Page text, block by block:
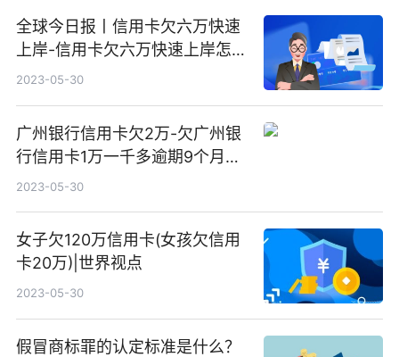
全球今日报丨信用卡欠六万快速
上岸-信用卡欠六万快速上岸怎么
办
2023-05-30
广州银行信用卡欠2万-欠广州银
行信用卡1万一千多逾期9个月了|
头条
2023-05-30
女子欠120万信用卡(女孩欠信用
卡20万)|世界视点
2023-05-30
假冒商标罪的认定标准是什么？